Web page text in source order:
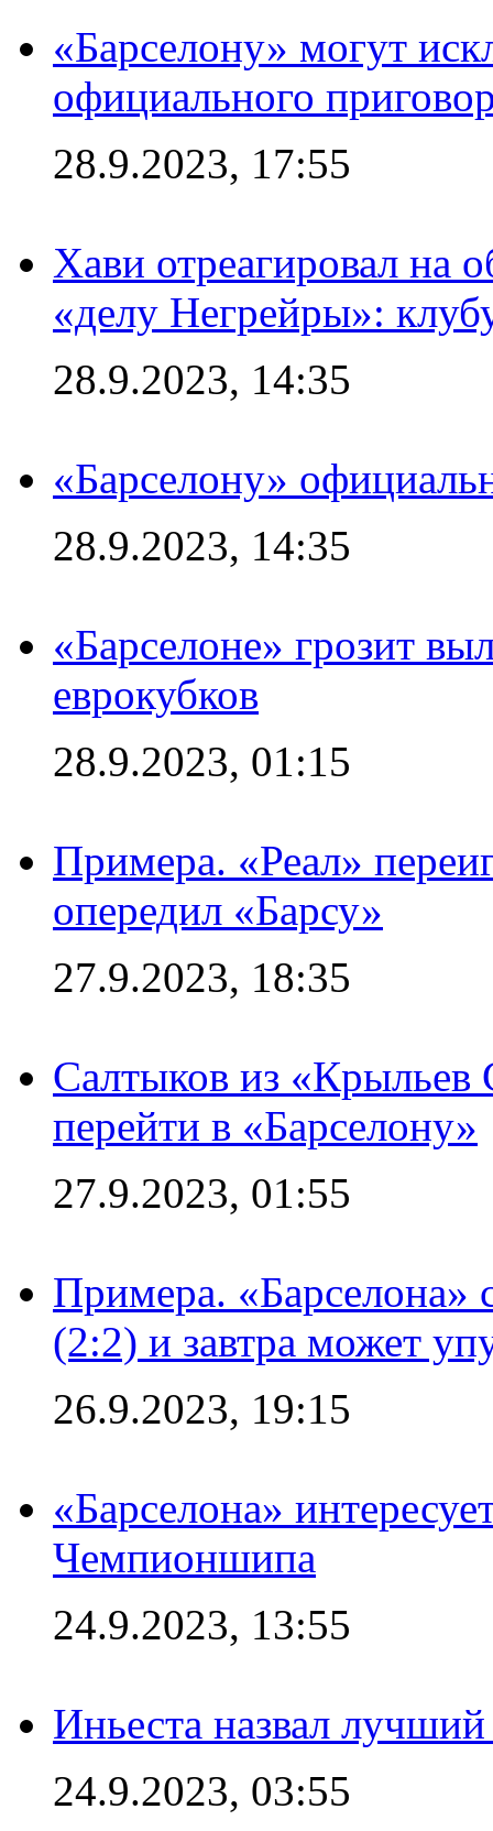
«Барселону» могут
официального
28.9.2023, 17:55
Хави отреагировал на
«делу Негрейры»:
28.9.2023, 14:35
«Барселону»
28.9.2023, 14:35
«Барселоне» грозит
еврокубков
28.9.2023, 01:15
Примера. «Реал»
опередил «Барсу»
27.9.2023, 18:35
Салтыков из «Крыльев
перейти в «Барселону»
27.9.2023, 01:55
Примера. «Барселона»
(2:2) и завтра может
26.9.2023, 19:15
«Барселона»
Чемпионшипа
24.9.2023, 13:55
Иньеста назвал
24.9.2023, 03:55